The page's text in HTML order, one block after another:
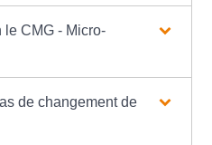
le CMG - Micro-
de changement de